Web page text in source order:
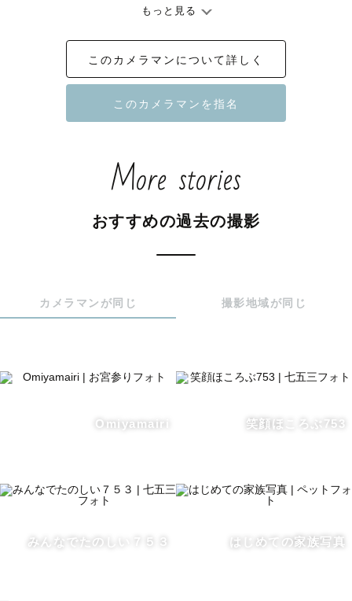
趣味は旅行・キャンプ・ハンドメイド・ドラマ映画鑑賞
最近はダイエット中ですが中々痩せません…
家族写真ではきちんとしたお写真から普段通りのお子さ
お子さまと一緒になって遊びながら自然な様子や笑顔を
同じママとして、子どもの表情や成長の尊さを大切にし
特別な日も、そうでない日も過ぎていく時間はあっとい
”今”という一瞬を思い出と共に未来へ残していくお手伝
もっと見る
このカメラマンについて詳しく
More stories
おすすめの過去の撮影
カメラマンが同じ 撮影地域が同じ
Omiyamairi 笑顔ほころぶ753
みんなでたのしい７５３ はじめての家族写真